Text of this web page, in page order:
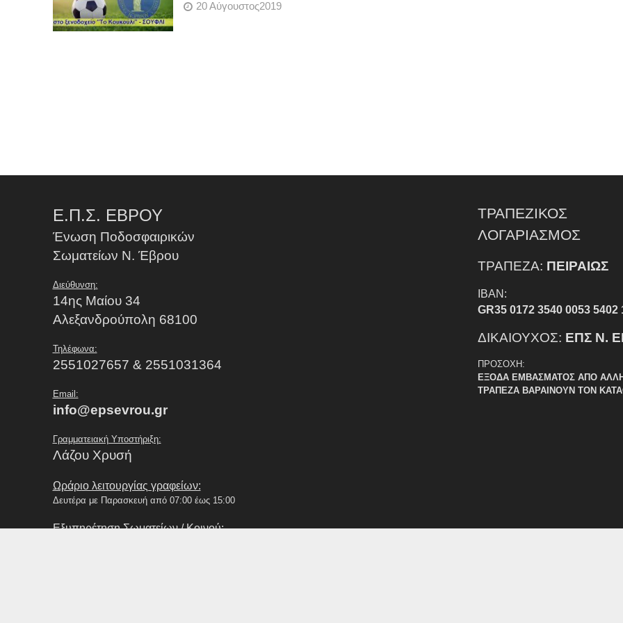
20 Αύγουστος2019
Ε.Π.Σ. ΕΒΡΟΥ
Ένωση Ποδοσφαιρικών
Σωματείων Ν. Έβρου
Διεύθυνση:
14ης Μαίου 34
Αλεξανδρούπολη 68100
Τηλέφωνα:
2551027657 & 2551031364
Email:
info@epsevrou.gr
Γραμματειακή Υποστήριξη:
Λάζου Χρυσή
Ωράριο λειτουργίας γραφείων:
Δευτέρα με Παρασκευή από 07:00 έως 15:00
Εξυπηρέτηση Σωματείων / Κοινού:
ΤΡΑΠΕΖΙΚΟΣ
ΛΟΓΑΡΙΑΣΜΟΣ
ΤΡΑΠΕΖΑ: ΠΕΙΡΑΙΩΣ
IBAN:
GR35 0172 3540 0053 5402
ΔΙΚΑΙΟΥΧΟΣ: ΕΠΣ Ν.
ΠΡΟΣΟΧΗ:
ΕΞΟΔΑ ΕΜΒΑΣΜΑΤΟΣ ΑΠΟ ΑΛΛΗ
ΤΡΑΠΕΖΑ ΒΑΡΑΙΝΟΥΝ ΤΟΝ